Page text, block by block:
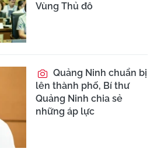
Vùng Thủ đô
Quảng Ninh chuẩn bị
lên thành phố, Bí thư
Quảng Ninh chia sẻ
những áp lực